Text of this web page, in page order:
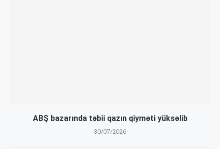
ABŞ bazarında təbii qazın qiyməti yüksəlib
30/07/2026